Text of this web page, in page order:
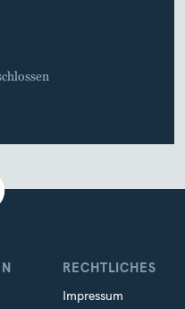
RECHTLICHES
Impressum